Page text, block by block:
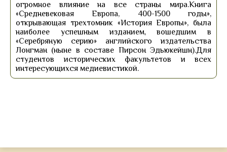
огромное влияние на все страны мира.Книга
«Средневековая Европа, 400-1500 годы»,
открывающая трехтомник «История Европы», была
наиболее успешным изданием, вошедшим в
«Серебряную серию» английского издательства
Лонгман (ныне в составе Пирсон Эдьюкейшн).Для
студентов исторических факультетов и всех
интересующихся медиевистикой.